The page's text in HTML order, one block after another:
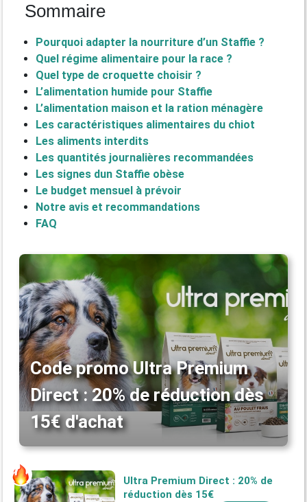
Sommaire
Pourquoi adapter la nourriture d’un Staffie ?
Quel régime alimentaire pour la race ?
Quel type de croquette choisir ?
L’alimentation humide pour Staffie
L’alimentation maison et la ration ménagère
Les caractéristiques alimentaires du chiot
Les aliments interdits
Les quantités journalières recommandées
Les signes dun Staffie obèse
Le budget mensuel à prévoir
Notre avis et recommandations
FAQ
Code promo Ultra Premium
Direct : 20% de réduction dès
15€ d'achat
Ultra Premium Direct : 20% de
réduction dès 15€